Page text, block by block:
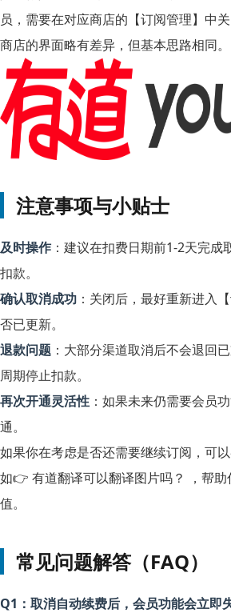
员，需要在对应商店的【订阅管理】中
商店的界面略有差异，但基本思路相同。
注意事项与小贴士
及时操作：建议在扣费日期前1-2天完成
扣款。
确认取消成功 ：关闭后，最好重新进入
否已更新。
退款问题 ：大部分渠道取消后不会退回
周期停止扣款。
再次开通灵活性 ：如果未来仍需要会员
通。
如果你在考虑是否还需要继续订阅，可
如👉 有道翻译可以翻译图片吗？
，帮
值。
常见问题解答（FAQ）
Q1：取消自动续费后，会员功能会立即